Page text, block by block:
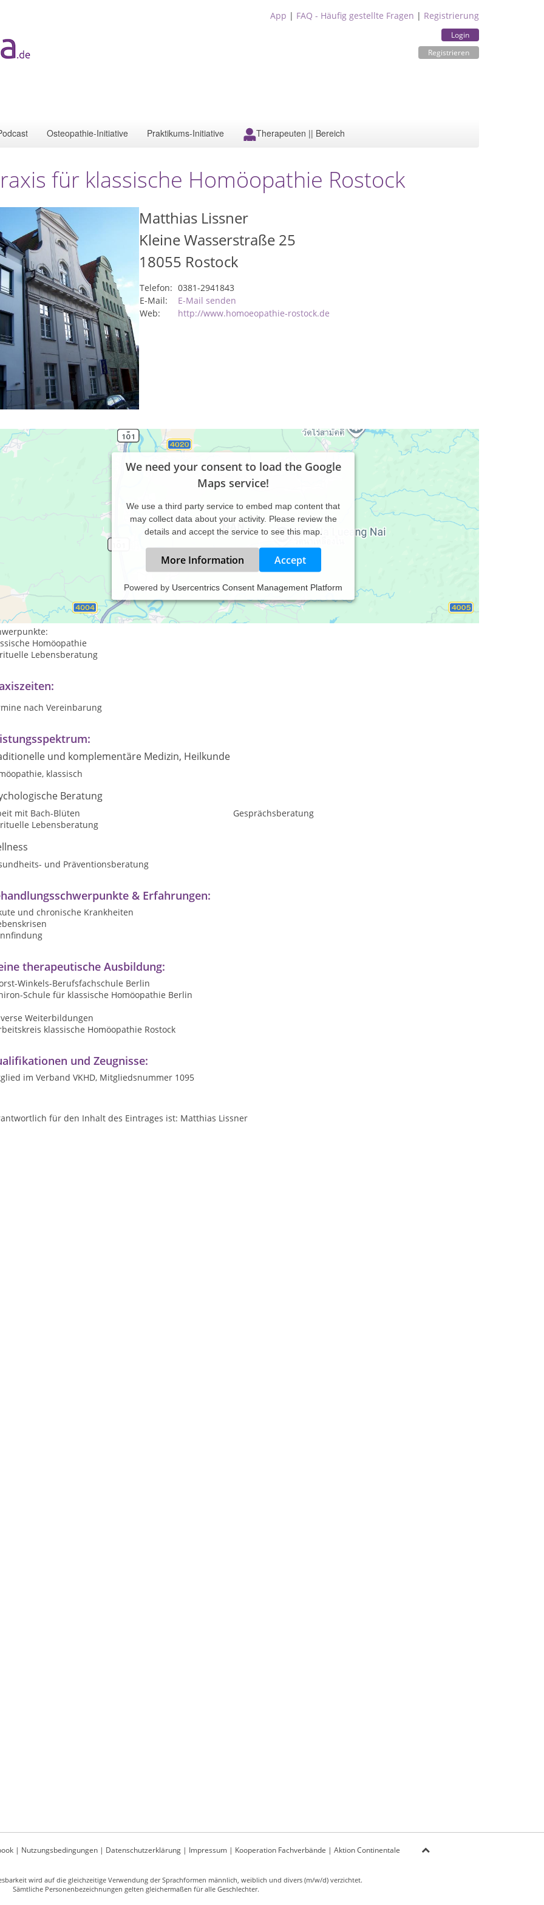
App | FAQ - Häufig gestellte Fragen | Registrierung
Login
Registrieren
Osteopathie-Initiative Praktikums-Initiative Therapeuten || Bereich
für klassische Homöopathie Rostock
Matthias Lissner
Kleine Wasserstraße 25
18055 Rostock
Telefon: 0381-2941843
E-Mail:
E-Mail senden
Web:
http://www.homoeopathie-rostock.de
We need your consent to load the Google
Maps service!
We use a third party service to embed map content that
may collect data about your activity. Please review the
details and accept the service to see this map.
More Information Accept
Powered by Usercentrics Consent Management Platform
1970
seit 2004
Homöopathie
Lebensberatung
nach Vereinbarung
und komplementäre Medizin, Heilkunde
klassisch
Beratung
mit Bach-Blüten
Gesprächsberatung
Lebensberatung
und Präventionsberatung
& Erfahrungen:
und chronische Krankheiten
therapeutische Ausbildung:
Winkels-Berufsfachschule Berlin
Schule für klassische Homöopathie Berlin
Weiterbildungen
klassische Homöopathie Rostock
und Zeugnisse:
im Verband VKHD, Mitgliedsnummer 1095
für den Inhalt des Eintrages ist: Matthias Lissner
| Nutzungsbedingungen| Datenschutzerklärung| Impressum| Kooperation Fachverbände | Aktion Continentale
wird auf die gleichzeitige Verwendung der Sprachformen männlich, weiblich und divers (m/w/d) verzichtet.
Sämtliche Personenbezeichnungen gelten gleichermaßen für alle Geschlechter.